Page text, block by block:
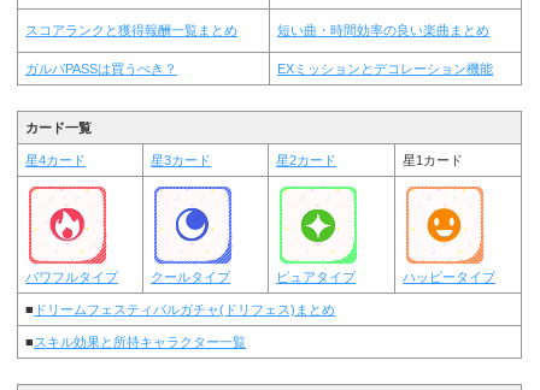
スコアランクと獲得報酬一覧まとめ 短い曲・時間効率の良い楽曲まとめ
ガルパPASSは買うべき？ EXミッションとデコレーション機能
カード一覧
星4カード 星3カード 星2カード 星1カード
パワフルタイプ クールタイプ ピュアタイプ ハッピータイプ
■ ドリームフェスティバルガチャ(ドリフェス)まとめ
■スキル効果と所持キャラクター一覧